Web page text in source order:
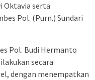
Oktavia serta
Pol. (Purn.) Sundari
Pol. Budi Hermanto
secara
dengan menempatkan